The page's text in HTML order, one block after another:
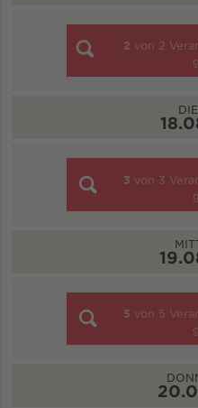
2 von 2
3 von 3
5 von 5